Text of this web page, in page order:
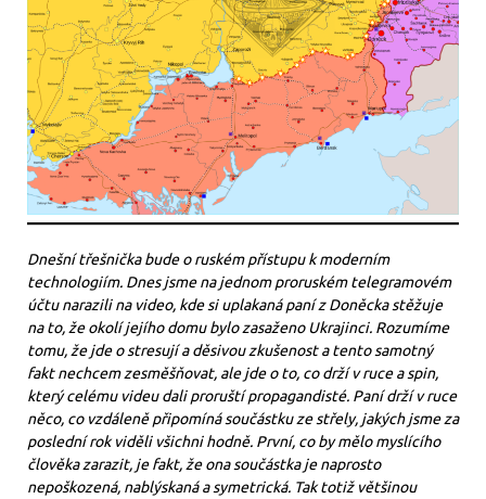
Dnešní třešnička bude o ruském přístupu k moderním
technologiím. Dnes jsme na jednom proruském telegramovém
účtu narazili na video, kde si uplakaná paní z Doněcka stěžuje
na to, že okolí jejího domu bylo zasaženo Ukrajinci. Rozumíme
tomu, že jde o stresují a děsivou zkušenost a tento samotný
fakt nechcem zesměšňovat, ale jde o to, co drží v ruce a spin,
který celému videu dali proruští propagandisté. Paní drží v ruce
něco, co vzdáleně připomíná součástku ze střely, jakých jsme za
poslední rok viděli všichni hodně. První, co by mělo myslícího
člověka zarazit, je fakt, že ona součástka je naprosto
nepoškozená, nablýskaná a symetrická. Tak totiž většinou